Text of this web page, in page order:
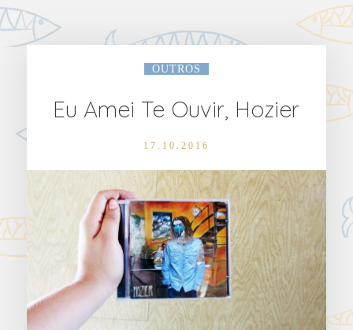
OUTROS
Eu Amei Te Ouvir, Hozier
17.10.2016